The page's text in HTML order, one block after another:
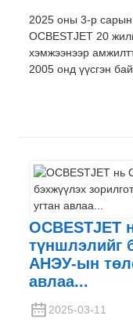
2025 оны 3-р сарын
OCBESTJET 20
хэмжээнээр
2005 онд үүсгэн
OCBESTJET
түншлэлийг
АНЭУ-ын
авлаа...
2025-03-11